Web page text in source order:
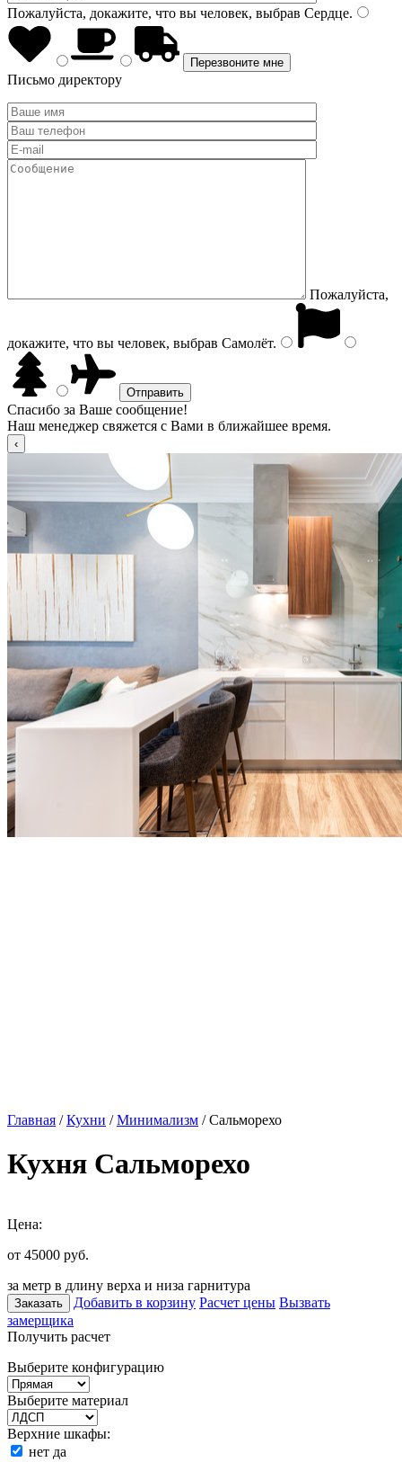
Пожалуйста, докажите, что вы человек, выбрав Сердце.
Письмо директору
Пожалуйста,
докажите, что вы человек, выбрав Самолёт.
Спасибо за Ваше сообщение!
Наш менеджер свяжется с Вами в ближайшее время.
Главная /Кухни /Минимализм / Сальморехо
Кухня Сальморехо
Цена:
от 45000 руб.
за метр в длину верха и низа гарнитура
Заказать Добавить в корзину Расчет цены Вызвать
замерщика
Получить расчет
Выберите конфигурацию
Выберите материал
Верхние шкафы:
нет да